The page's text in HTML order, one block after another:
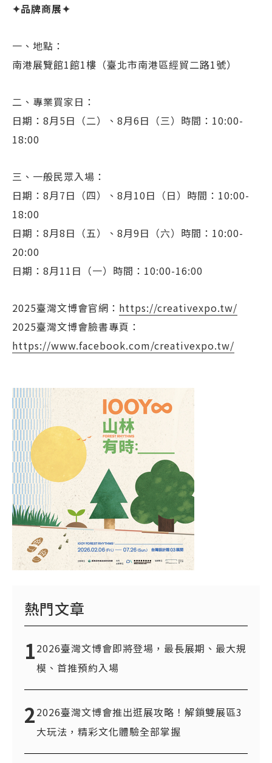
✦品牌商展✦
一、地點：
南港展覽館1館1樓（臺北市南港區經貿二路1號）
二、專業買家日：
日期：8月5日（二）、8月6日（三）時間：10:00-
18:00
三、一般民眾入場：
日期：8月7日（四）、8月10日（日）時間：10:00-
18:00
日期：8月8日（五）、8月9日（六）時間：10:00-
20:00
日期：8月11日（一）時間：10:00-16:00
2025臺灣文博會官網： https://creativexpo.tw/
2025臺灣文博會臉書專頁：
https://www.facebook.com/creativexpo.tw/
熱門文章
12026臺灣文博會即將登場，最長展期、最大規
模、首推預約入場
22026臺灣文博會推出逛展攻略！解鎖雙展區3
大玩法，精彩文化體驗全部掌握